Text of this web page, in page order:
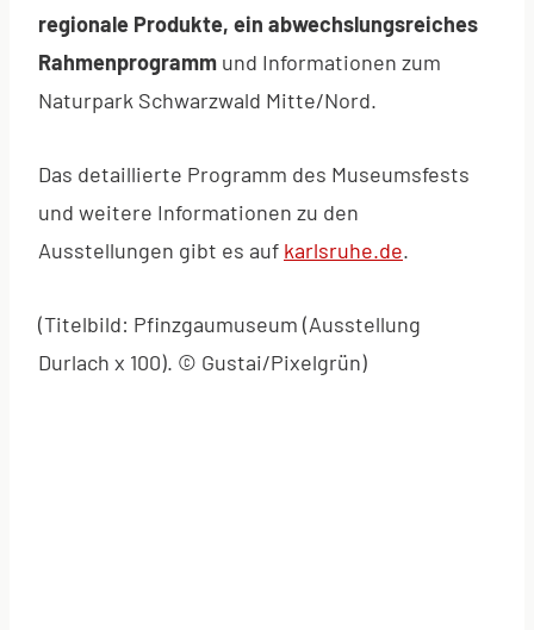
regionale Produkte, ein abwechslungsreiches
Rahmenprogramm und Informationen zum
Naturpark Schwarzwald Mitte/Nord.
Das detaillierte Programm des Museumsfests
und weitere Informationen zu den
Ausstellungen gibt es auf karlsruhe.de.
(Titelbild: Pfinzgaumuseum (Ausstellung
Durlach x 100). © Gustai/Pixelgrün)